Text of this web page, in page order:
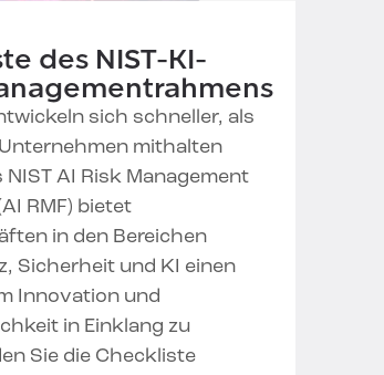
des NIST-KI-
sich schneller, als
mithalten
NIST AI Risk Management
RMF) bietet
in den Bereichen
Sicherheit und KI einen
Innovation und
in Einklang zu
Sie die Checkliste